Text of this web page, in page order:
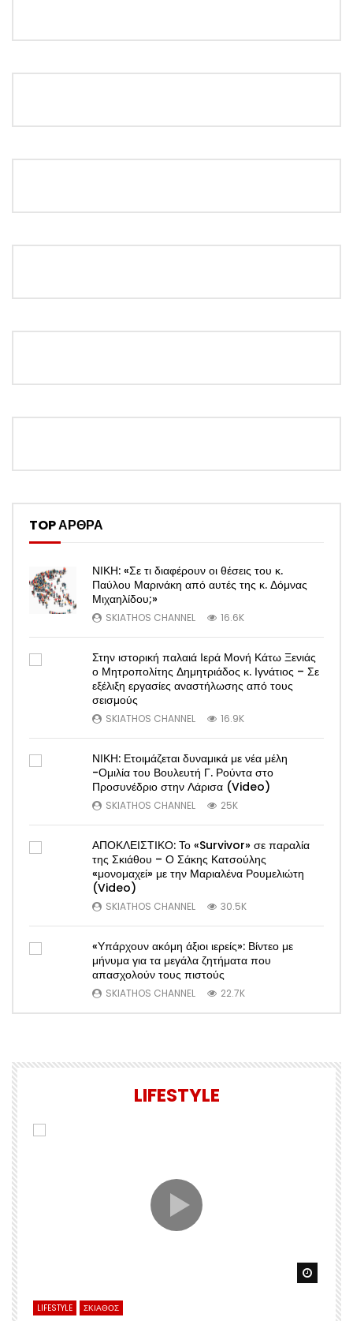
TOP ΑΡΘΡΑ
ΝΙΚΗ: «Σε τι διαφέρουν οι θέσεις του κ.
Παύλου Μαρινάκη από αυτές της κ. Δόμνας
Μιχαηλίδου;»
SKIATHOS CHANNEL 16.6K
Στην ιστορική παλαιά Ιερά Μονή Κάτω Ξενιάς
ο Μητροπολίτης Δημητριάδος κ. Ιγνάτιος – Σε
εξέλιξη εργασίες αναστήλωσης από τους
σεισμούς
SKIATHOS CHANNEL 16.9K
ΝΙΚΗ: Ετοιμάζεται δυναμικά με νέα μέλη
-Ομιλία του Βουλευτή Γ. Ρούντα στο
Προσυνέδριο στην Λάρισα (Video)
SKIATHOS CHANNEL 25K
ΑΠΟΚΛΕΙΣΤΙΚΟ: Το «Survivor» σε παραλία
της Σκιάθου – Ο Σάκης Κατσούλης
«μονομαχεί» με την Μαριαλένα Ρουμελιώτη
(Video)
SKIATHOS CHANNEL 30.5K
«Υπάρχουν ακόμη άξιοι ιερείς»: Βίντεο με
μήνυμα για τα μεγάλα ζητήματα που
απασχολούν τους πιστούς
SKIATHOS CHANNEL 22.7K
LIFESTYLE
Watch Later
LIFESTYLE ΣΚΙΑΘΟΣ